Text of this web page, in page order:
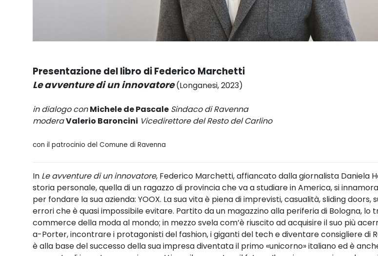
Presentazione del libro di Federico Marchetti
Le avventure di un innovatore(Longanesi, 2023)
in dialogo con Michele de Pascale Sindaco di Ravenna
moderaValerio Baroncini Vicedirettore del Resto del Carlino
con il patrocinio del Comune di Ravenna
In Le avventure di un innovatore, Federico Marchetti, affiancato dalla giornalista Daniela
storia personale, quella di un ragazzo di provincia che va a studiare in America, si
per fondare la sua azienda: YOOX. La sua vita è piena di imprevisti, casualità, sliding
errori che è quasi impossibile evitare. Partito da un magazzino alla periferia di Bologna,
commerce della moda al mondo; in mezzo svela com’è riuscito ad acquisire il suo più
a-Porter, incontrare i protagonisti del fashion, i giganti del tech e diventare consigliere di
è alla base del successo della sua impresa diventata il primo «unicorno» italiano ed è